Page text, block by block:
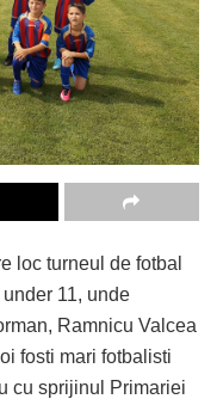
loc turneul de fotbal
11, unde
Ramnicu Valcea
fosti mari fotbalisti
cu sprijinul Primariei